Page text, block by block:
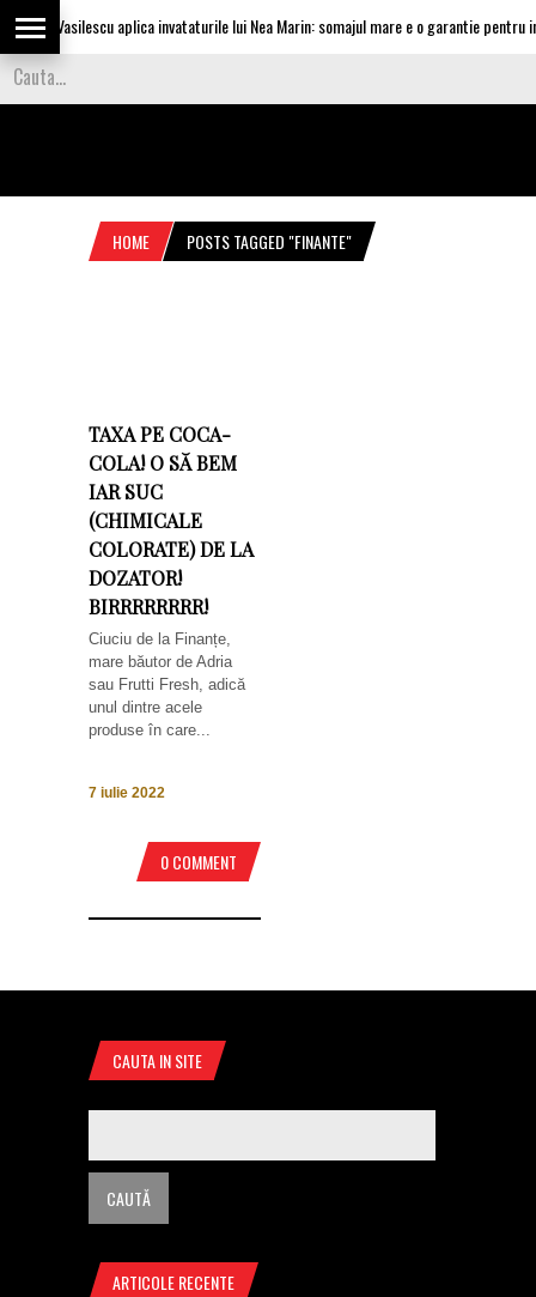
Vasilescu aplica invataturile lui Nea Marin: somajul mare e o garantie pentru
HOME POSTS TAGGED "FINANTE"
TAXA PE COCA-
COLA! O SĂ BEM
IAR SUC
(CHIMICALE
COLORATE) DE LA
DOZATOR!
BIRRRRRRRR!
Ciuciu de la Finanțe,
mare băutor de Adria
sau Frutti Fresh, adică
unul dintre acele
produse în care...
7 iulie 2022
0 COMMENT
CAUTA IN SITE
ARTICOLE RECENTE